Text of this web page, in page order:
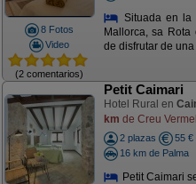
8 Fotos
Video
(2 comentarios)
Situada en la
Mallorca, sa
de disfrutar de
Petit Caimari
Hotel Rural en
km de Creu
2 plazas
55 €
16 km de Palma
Petit Caimari